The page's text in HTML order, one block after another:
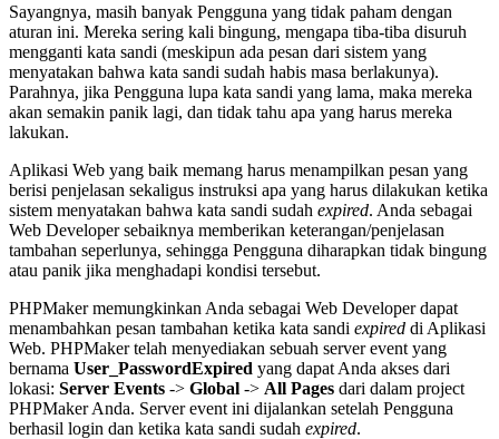
Sayangnya, masih banyak Pengguna yang tidak paham dengan
aturan ini. Mereka sering kali bingung, mengapa tiba-tiba disuruh
mengganti kata sandi (meskipun ada pesan dari sistem yang
menyatakan bahwa kata sandi sudah habis masa berlakunya).
Parahnya, jika Pengguna lupa kata sandi yang lama, maka mereka
akan semakin panik lagi, dan tidak tahu apa yang harus mereka
lakukan.
Aplikasi Web yang baik memang harus menampilkan pesan yang
berisi penjelasan sekaligus instruksi apa yang harus dilakukan ketika
sistem menyatakan bahwa kata sandi sudah expired. Anda sebagai
Web Developer sebaiknya memberikan keterangan/penjelasan
tambahan seperlunya, sehingga Pengguna diharapkan tidak bingung
atau panik jika menghadapi kondisi tersebut.
PHPMaker memungkinkan Anda sebagai Web Developer dapat
menambahkan pesan tambahan ketika kata sandi expired di Aplikasi
Web. PHPMaker telah menyediakan sebuah server event yang
bernama User_PasswordExpired yang dapat Anda akses dari
lokasi: Server Events -> Global -> All Pages dari dalam project
PHPMaker Anda. Server event ini dijalankan setelah Pengguna
berhasil login dan ketika kata sandi sudah expired.